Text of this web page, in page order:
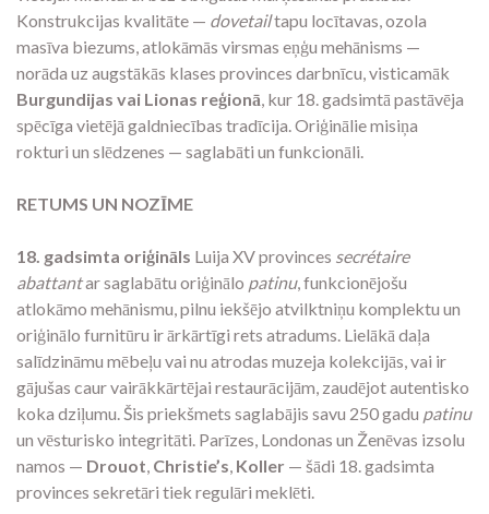
Konstrukcijas kvalitāte — dovetailtapu locītavas, ozola
masīva biezums, atlokāmās virsmas eņģu mehānisms —
norāda uz augstākās klases provinces darbnīcu, visticamāk
Burgundijas vai Lionas reģionā, kur 18. gadsimtā pastāvēja
spēcīga vietējā galdniecības tradīcija. Oriģinālie misiņa
rokturi un slēdzenes — saglabāti un funkcionāli.
RETUMS UN NOZĪME
18. gadsimta oriģināls Luija XV provinces secrétaire
abattantar saglabātu oriģinālo patinu, funkcionējošu
atlokāmo mehānismu, pilnu iekšējo atvilktniņu komplektu un
oriģinālo furnitūru ir ārkārtīgi rets atradums. Lielākā daļa
salīdzināmu mēbeļu vai nu atrodas muzeja kolekcijās, vai ir
gājušas caur vairākkārtējai restaurācijām, zaudējot autentisko
koka dziļumu. Šis priekšmets saglabājis savu 250 gadu patinu
un vēsturisko integritāti. Parīzes, Londonas un Ženēvas izsolu
namos — Drouot, Christie’s, Koller — šādi 18. gadsimta
provinces sekretāri tiek regulāri meklēti.